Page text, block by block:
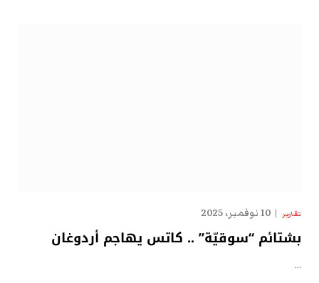
تقارير 10 نوفمبر، 2025
بشتائم “سوقيّة” .. كاتس يهاجم أردوغان
…